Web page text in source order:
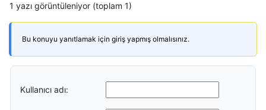
1 yazı görüntüleniyor (toplam 1)
Bu konuyu yanıtlamak için giriş yapmış olmalısınız.
Kullanıcı adı: